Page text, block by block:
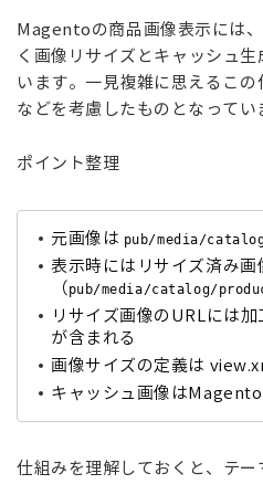
Magentoの商品画像表示には
く画像リサイズとキャッシュ
います。 一見複雑に思えるこ
などを考慮したものとなってい
ポイント整理
元画像は pub/media/
表示時にはリサイズ済み画
（ pub/media/catalog/
リサイズ画像のURLには
が含まれる
画像サイズの定義は
キャッシュ画像は
仕組みを理解しておくと、テ